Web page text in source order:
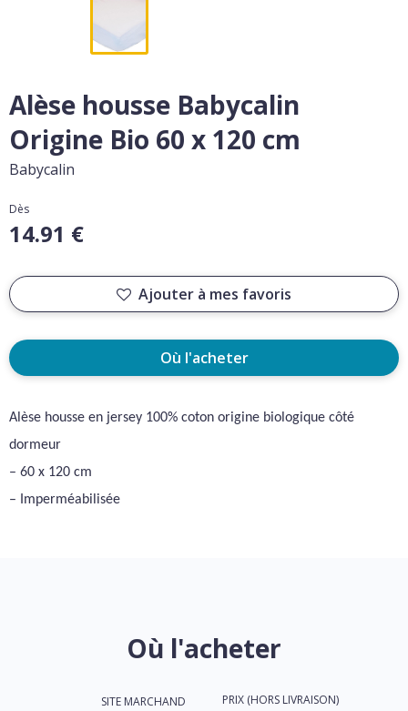
Alèse housse Babycalin
Origine Bio 60 x 120 cm
Babycalin
Dès
14.91 €
Ajouter à mes favoris
Où l'acheter
Alèse housse en jersey 100% coton origine biologique côté
dormeur
– 60 x 120 cm
– Imperméabilisée
Où l'acheter
SITE MARCHAND PRIX (HORS LIVRAISON)